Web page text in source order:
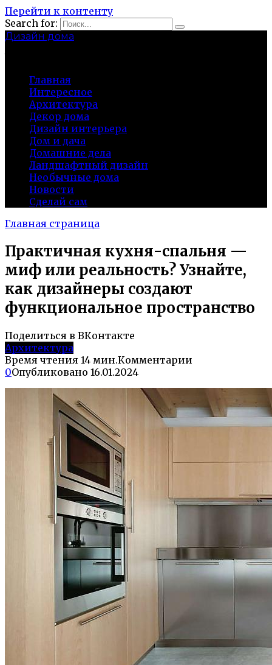
Перейти к контенту
Search for:
Дизайн дома
Главная
Интересное
Архитектура
Декор дома
Дизайн интерьера
Дом и дача
Домашние дела
Ландшафтный дизайн
Необычные дома
Новости
Сделай сам
Главная страница
Практичная кухня-спальня —
миф или реальность? Узнайте,
как дизайнеры создают
функциональное пространство
Поделиться в ВКонтакте
Архитектура
Время чтения 14 мин.Комментарии
0Опубликовано 16.01.2024